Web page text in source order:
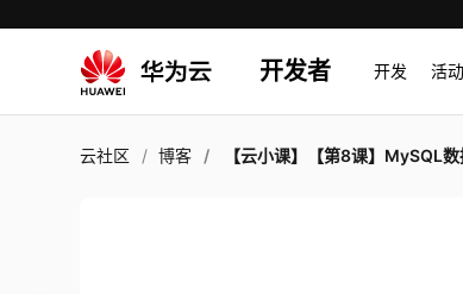
开发者 开发 活动
云社区 博客 【云小课】【第8课】MySQL数据库频繁出现